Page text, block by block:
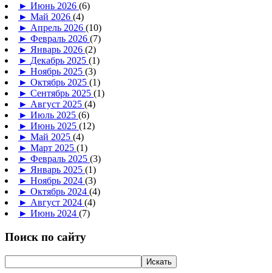
► Июнь 2026 (6)
► Май 2026 (4)
► Апрель 2026 (10)
► Февраль 2026 (7)
► Январь 2026 (2)
► Декабрь 2025 (1)
► Ноябрь 2025 (3)
► Октябрь 2025 (1)
► Сентябрь 2025 (1)
► Август 2025 (4)
► Июль 2025 (6)
► Июнь 2025 (12)
► Май 2025 (4)
► Март 2025 (1)
► Февраль 2025 (3)
► Январь 2025 (1)
► Ноябрь 2024 (3)
► Октябрь 2024 (4)
► Август 2024 (4)
► Июнь 2024 (7)
Поиск по сайту